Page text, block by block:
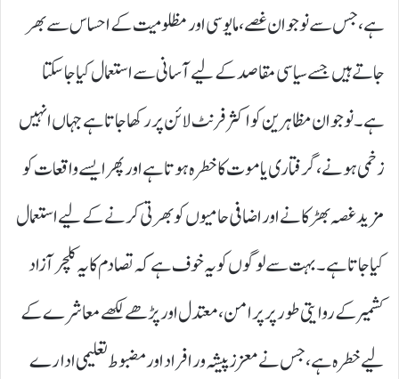
ہے، جس سے نوجوان غصے، مایوسی اور مظلومیت کے احساس سے بھر
جاتے ہیں جسے سیاسی مقاصد کے لیے آسانی سے استعمال کیا جا سکتا
ہے۔ نوجوان مظاہرین کو اکثر فرنٹ لائن پر رکھا جاتا ہے جہاں انہیں
زخمی ہونے، گرفتاری یا موت کا خطرہ ہوتا ہے اور پھر ایسے واقعات کو
مزید غصہ بھڑکانے اور اضافی حامیوں کو بھرتی کرنے کے لیے استعمال
کیا جاتا ہے۔ بہت سے لوگوں کو یہ خوف ہے کہ تصادم کا یہ کلچر آزاد
کشمیر کے روایتی طور پر پرامن، معتدل اور پڑھے لکھے معاشرے کے
لیے خطرہ ہے، جس نے معزز پیشہ ور افراد اور مضبوط تعلیمی ادارے